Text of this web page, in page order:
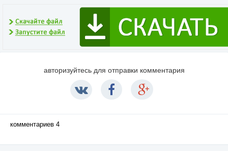
авторизуйтесь для отправки комментария
комментариев 4